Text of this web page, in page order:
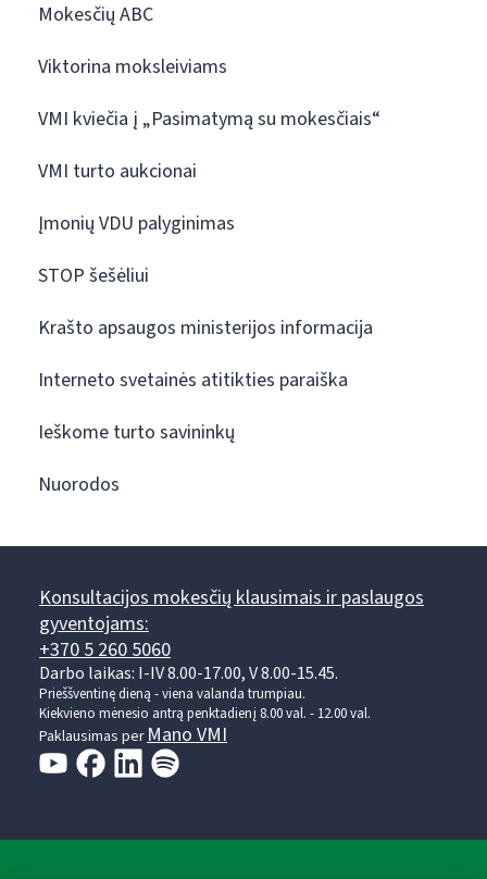
Mokesčių ABC
Viktorina moksleiviams
VMI kviečia į „Pasimatymą su mokesčiais“
VMI turto aukcionai
Įmonių VDU palyginimas
STOP šešėliui
Krašto apsaugos ministerijos informacija
Interneto svetainės atitikties paraiška
Ieškome turto savininkų
Nuorodos
Konsultacijos mokesčių klausimais ir paslaugos
gyventojams:
+370 5 260 5060
Darbo laikas: I-IV 8.00-17.00, V 8.00-15.45.
Prieššventinę dieną - viena valanda trumpiau.
Kiekvieno mėnesio antrą penktadienį 8.00 val. - 12.00 val.
Paklausimas perMano VMI